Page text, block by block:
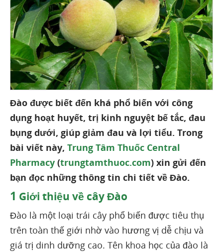
Đào được biết đến khá phổ biến với công
dụng hoạt huyết, trị kinh nguyệt bế tắc, đau
bụng dưới, giúp giảm đau và lợi tiểu. Trong
bài viết này, Trung Tâm Thuốc Central
Pharmacy (trungtamthuoc.com) xin gửi đến
bạn đọc những thông tin chi tiết về Đào.
1 Giới thiệu về cây Đào
Đào là một loại trái cây phổ biến được tiêu thụ
trên toàn thế giới nhờ vào hương vị dễ chịu và
giá trị dinh dưỡng cao. Tên khoa học của đào là